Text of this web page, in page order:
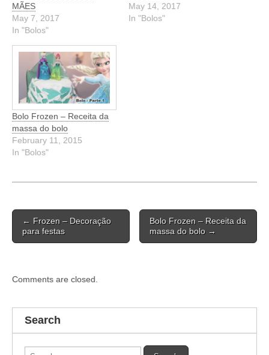
MÃES
May 7, 2017
In "Bolos"
May 14, 2017
In "Bolos"
Bolo Frozen – Receita da
massa do bolo
February 11, 2015
In "Bolos"
Post
navigation
← Frozen – Decoração
para festas
Bolo Frozen – Receita da
massa do bolo →
Comments are closed.
Search